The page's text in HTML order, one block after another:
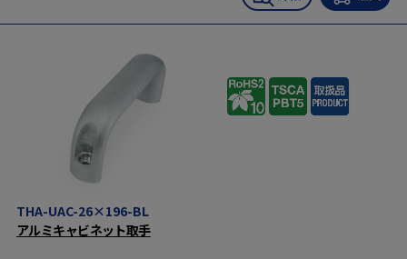
THA-UAC-26×196-BL
アルミキャビネット取手